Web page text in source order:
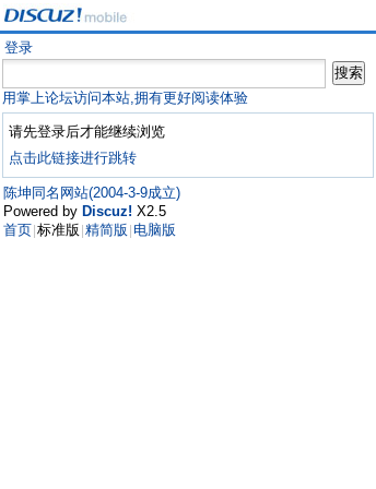
登录
用掌上论坛访问本站,拥有更好阅读体验
请先登录后才能继续浏览
点击此链接进行跳转
陈坤同名网站(2004-3-9成立)
Powered by Discuz! X2.5
首页 标准版 精简版 电脑版